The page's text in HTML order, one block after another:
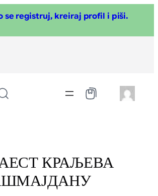
se registruj, kreiraj profil i piši.
КРАЉЕВА